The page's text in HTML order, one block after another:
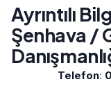
Ayrıntılı
Şenhava /
Telefon: